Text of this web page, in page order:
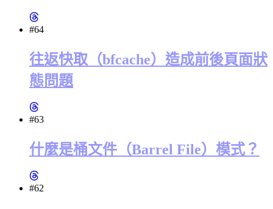
#64
往返快取（bfcache）造成前後頁面狀
態問題
#63
什麼是桶文件（Barrel File）模式？
#62